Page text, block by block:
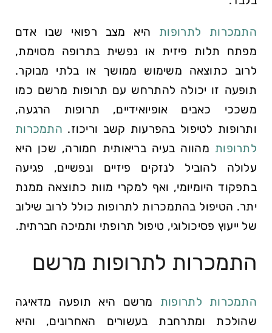
התמכרות לתרופות היא מצב רפואי שבו אדם
מפתח תלות פיזית או נפשית בתרופה מסוימת,
לרוב כתוצאה משימוש ממושך או בלתי מבוקר.
תופעה זו יכולה להתרחש עם תרופות מרשם כמו
משככי כאבים אופיואידיים, תרופות הרגעה,
ותרופות לטיפול בהפרעות קשב וריכוז. התמכרות
לתרופות מהווה בעיה בריאותית חמורה, שכן היא
עלולה להוביל לנזקים פיזיים ונפשיים, פגיעה
בתפקוד היומיומי, ואף למקרי מוות כתוצאה ממנת
יתר. הטיפול בהתמכרות לתרופות כולל לרוב שילוב
של ייעוץ פסיכולוגי, טיפול תרופתי ותמיכה חברתית.
התמכרות לתרופות מרשם
התמכרות לתרופות מרשם היא תופעה מדאיגה
שהולכת ומתרחבת בעשורים האחרונים, והיא